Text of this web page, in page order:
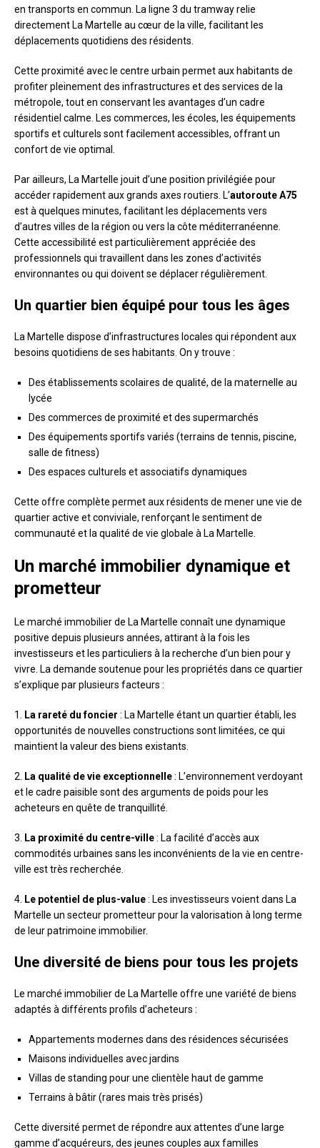
en transports en commun. La ligne 3 du tramway relie
directement La Martelle au cœur de la ville, facilitant les
déplacements quotidiens des résidents.
Cette proximité avec le centre urbain permet aux habitants de
profiter pleinement des infrastructures et des services de la
métropole, tout en conservant les avantages d’un cadre
résidentiel calme. Les commerces, les écoles, les équipements
sportifs et culturels sont facilement accessibles, offrant un
confort de vie optimal.
Par ailleurs, La Martelle jouit d’une position privilégiée pour
accéder rapidement aux grands axes routiers. L’autoroute A75
est à quelques minutes, facilitant les déplacements vers
d’autres villes de la région ou vers la côte méditerranéenne.
Cette accessibilité est particulièrement appréciée des
professionnels qui travaillent dans les zones d’activités
environnantes ou qui doivent se déplacer régulièrement.
Un quartier bien équipé pour tous les âges
La Martelle dispose d’infrastructures locales qui répondent aux
besoins quotidiens de ses habitants. On y trouve :
Des établissements scolaires de qualité, de la maternelle au
lycée
Des commerces de proximité et des supermarchés
Des équipements sportifs variés (terrains de tennis, piscine,
salle de fitness)
Des espaces culturels et associatifs dynamiques
Cette offre complète permet aux résidents de mener une vie de
quartier active et conviviale, renforçant le sentiment de
communauté et la qualité de vie globale à La Martelle.
Un marché immobilier dynamique et
prometteur
Le marché immobilier de La Martelle connaît une dynamique
positive depuis plusieurs années, attirant à la fois les
investisseurs et les particuliers à la recherche d’un bien pour y
vivre. La demande soutenue pour les propriétés dans ce quartier
s’explique par plusieurs facteurs :
1. La rareté du foncier : La Martelle étant un quartier établi, les
opportunités de nouvelles constructions sont limitées, ce qui
maintient la valeur des biens existants.
2. La qualité de vie exceptionnelle: L’environnement verdoyant
et le cadre paisible sont des arguments de poids pour les
acheteurs en quête de tranquillité.
3. La proximité du centre-ville: La facilité d’accès aux
commodités urbaines sans les inconvénients de la vie en centre-
ville est très recherchée.
4. Le potentiel de plus-value: Les investisseurs voient dans La
Martelle un secteur prometteur pour la valorisation à long terme
de leur patrimoine immobilier.
Une diversité de biens pour tous les projets
Le marché immobilier de La Martelle offre une variété de biens
adaptés à différents profils d’acheteurs :
Appartements modernes dans des résidences sécurisées
Maisons individuelles avec jardins
Villas de standing pour une clientèle haut de gamme
Terrains à bâtir (rares mais très prisés)
Cette diversité permet de répondre aux attentes d’une large
gamme d’acquéreurs, des jeunes couples aux familles